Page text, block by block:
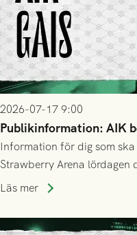
2026-07-17 9:00
Publikinformation: AIK
Information för dig som
Strawberry Arena lördagen
Läs mer